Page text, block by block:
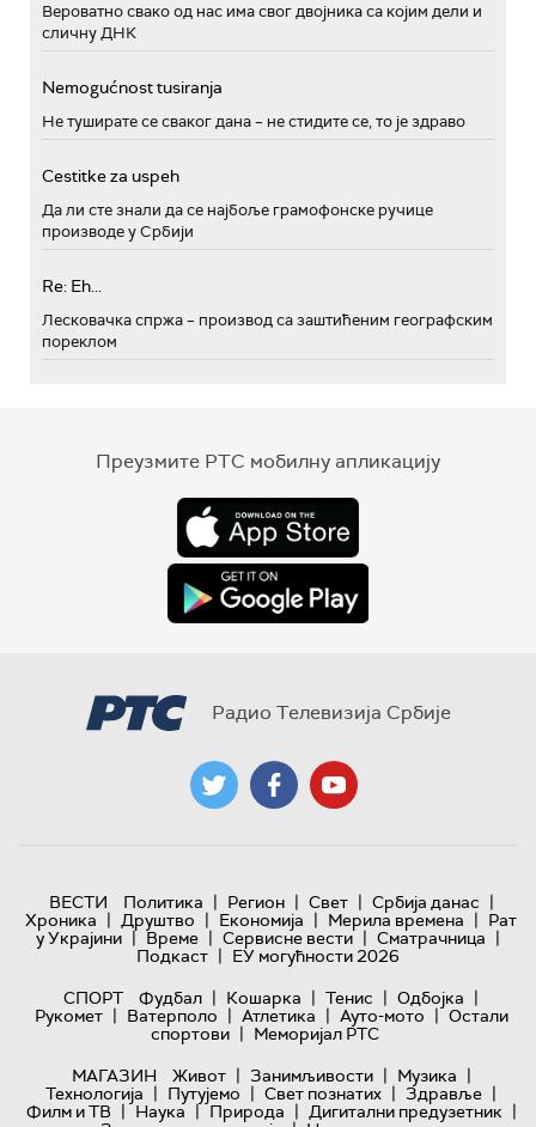
Вероватно свако од нас има свог двојника са којим дели и
сличну ДНК
Nemogućnost tusiranja
Не туширате се сваког дана – не стидите се, то је здраво
Cestitke za uspeh
Да ли сте знали да се најбоље грамофонске ручице
производе у Србији
Re: Eh...
Лесковачка спржа – производ са заштићеним географским
пореклом
Преузмите РТС мобилну апликацију
Радио Телевизија Србије
ВЕСТИ Политика | Регион | Свет | Србија данас |
Хроника | Друштво | Економија | Мерила времена | Рат
у Украјини | Време | Сервисне вести | Сматрачница |
Подкаст | ЕУ могућности 2026
СПОРТ
Фудбал | Кошарка | Тенис | Одбојка |
Рукомет | Ватерполо | Атлетика | Ауто-мото | Остали
спортови | Меморијал РТС
МАГАЗИН
Живот | Занимљивости | Музика |
Технологијa | Путујемо | Свет познатих | Здравље |
Филм и ТВ | Наука | Природа | Дигитални предузетник |